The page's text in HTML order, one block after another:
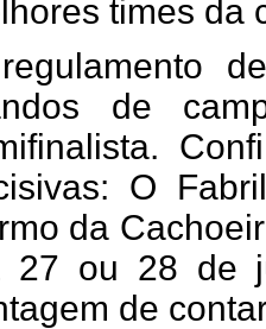
times da
de
O
da
27 ou 28 de
de